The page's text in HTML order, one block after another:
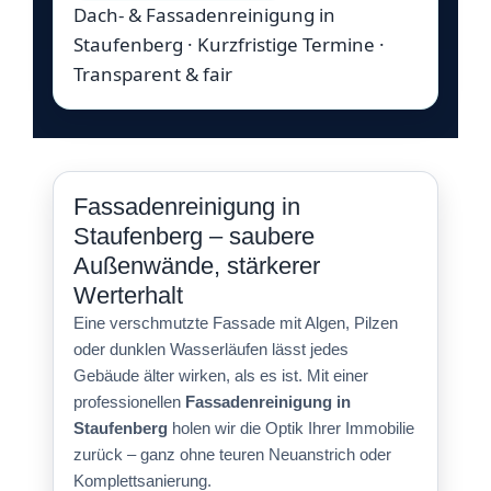
Dach- & Fassadenreinigung in
Staufenberg · Kurzfristige Termine ·
Transparent & fair
Fassadenreinigung in
Staufenberg – saubere
Außenwände, stärkerer
Werterhalt
Eine verschmutzte Fassade mit Algen, Pilzen
oder dunklen Wasserläufen lässt jedes
Gebäude älter wirken, als es ist. Mit einer
professionellen Fassadenreinigung in
Staufenbergholen wir die Optik Ihrer Immobilie
zurück – ganz ohne teuren Neuanstrich oder
Komplettsanierung.